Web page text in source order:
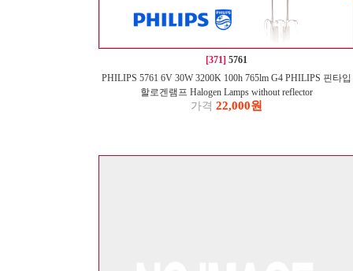
[371] 5761
PHILIPS 5761 6V 30W 3200K 100h 765lm G4 PHILIPS 핀타입
할로겐램프 Halogen Lamps without reflector
가격 22,000원